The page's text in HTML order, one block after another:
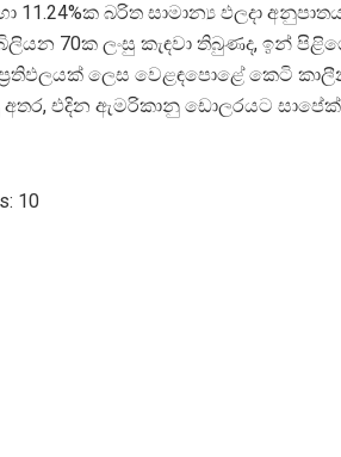
11.24%ක බරිත සාමාන් ය ඵලදා
70ක ලංසු කැඳවා තිබුණද, ඉන්
රතිඵලයක් ලෙස වෙළඳපොළේ කෙටි
එදින ඇමරිකානු ඩොලරයට
10